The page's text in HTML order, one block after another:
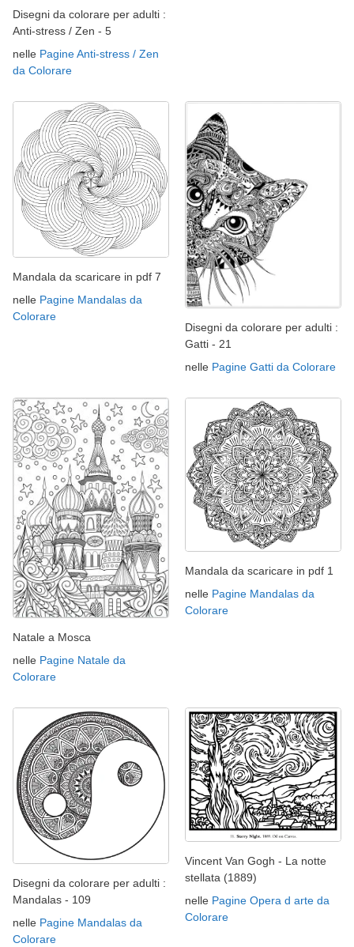
Disegni da colorare per adulti :
Anti-stress / Zen - 5
nelle Pagine Anti-stress / Zen
da Colorare
Mandala da scaricare in pdf 7
nelle Pagine Mandalas da
Colorare
Disegni da colorare per adulti :
Gatti - 21
nelle Pagine Gatti da Colorare
Natale a Mosca
nelle Pagine Natale da
Colorare
Mandala da scaricare in pdf 1
nelle Pagine Mandalas da
Colorare
Disegni da colorare per adulti :
Mandalas - 109
nelle Pagine Mandalas da
Colorare
Vincent Van Gogh - La notte
stellata (1889)
nelle Pagine Opera d arte da
Colorare